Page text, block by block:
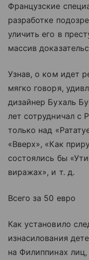
Французские
разработке
уличить его в
массив
Узнав, о ком идет
мягко говоря,
дизайнер Бухаль
лет сотрудничал с
только над
«Вверх», «Как
состоялись бы
виражах», и т. д.
Всего за 50 евро
Как установило
изнасилования
на Филиппинах